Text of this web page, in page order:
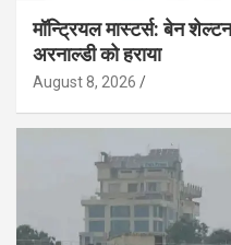
मॉन्ट्रियल मास्टर्स: बेन
अरनाल्डी को हराया
August 8, 2026